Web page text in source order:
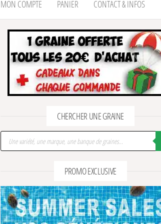
MON COMPTE PANIER CONTACT & INFOS
CHERCHER UNE GRAINE
Recherche de produits
PROMO EXCLUSIVE